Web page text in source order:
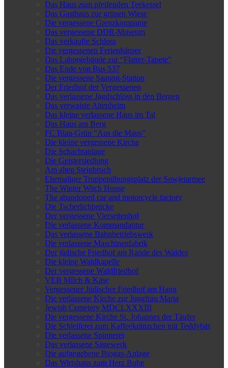
Das Haus zum pfeifenden Teekessel
Das Gasthaus zur grünen Wiese
Die vergessene Grenzkompanie
Das vergessene DDR-Museum
Das verkaufte Schloss
Die vergessenen Ferienhäuser
Das Laborgebäude zur “Flatter-Tapete”
Das Ende von Bus 537
Die vergessene Saatgut-Station
Der Friedhof der Vergessenen
Das verlassene Jagdschloss in den Bergen
Das verwaiste Altenheim
Das kleine verlassene Haus im Tal
Das Haus am Berg
FC Blau-Grün “Aus die Maus”
Die kleine vergessene Kirche
Die Schachtanlage
Die Geistersiedlung
Am alten Steinbruch
Ehemaliger Truppenübungsplatz der Sowjetarmee
The Winter Witch House
The abandoned car and motorcycle factory
Die Tscherlichbrücke
Der vergessene Vierseitenhof
Die verlassene Kommandantur
Das verlassene Bahnbetriebswerk
Die verlassene Maschinenfabrik
Der jüdische Friedhof am Rande des Waldes
Die kleine Waldkapelle
Der vergessene Waldfriedhof
VEB Milch & Käse
Vergessener Jüdischer Friedhof am Hang
Die verlassene Kirche zur Jungfrau Maria
Jewish Cemetery MDCLXXXIII
Die vergessene Kirche St. Johannes der Täufer
Die Schleiferei zum Kaffeekränzchen mit Teddybär
Die verlassene Spinnerei
Das verlassene Sägewerk
Die aufgegebene Biogas-Anlage
Das Wirtshaus zum Herz Bube